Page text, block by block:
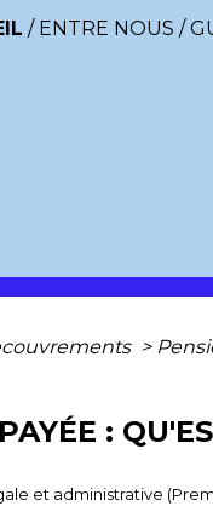
/ ENTRE NOUS /
>
:
et administrative